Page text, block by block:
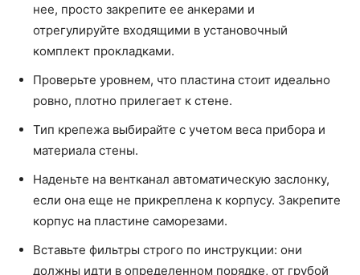
нее, просто закрепите ее анкерами и
отрегулируйте входящими в установочный
комплект прокладками.
Проверьте уровнем, что пластина стоит идеально
ровно, плотно прилегает к стене.
Тип крепежа выбирайте с учетом веса прибора и
материала стены.
Наденьте на вентканал автоматическую заслонку,
если она еще не прикреплена к корпусу. Закрепите
корпус на пластине саморезами.
Вставьте фильтры строго по инструкции: они
должны идти в определенном порядке, от грубой